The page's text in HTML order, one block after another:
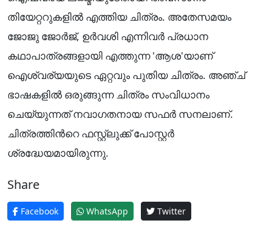
തിയേറ്ററുകളിൽ എത്തിയ ചിത്രം. അതേസമയം
ജോജു ജോർജ്, ഉർവശി എന്നിവർ പ്രധാന
കഥാപാത്രങ്ങളായി എത്തുന്ന 'ആശ'യാണ്
ഐശ്വര്യയുടെ ഏറ്റവും പുതിയ ചിത്രം. അഞ്ച്
ഭാഷകളിൽ ഒരുങ്ങുന്ന ചിത്രം സംവിധാനം
ചെയ്യുന്നത് നവാഗതനായ സഫർ സനലാണ്.
ചിത്രത്തിൻറെ ഫസ്റ്റ്ലുക്ക് പോസ്റ്റർ
ശ്രദ്ധേയമായിരുന്നു.
Share
Facebook WhatsApp Twitter